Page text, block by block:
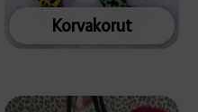
Korvakorut